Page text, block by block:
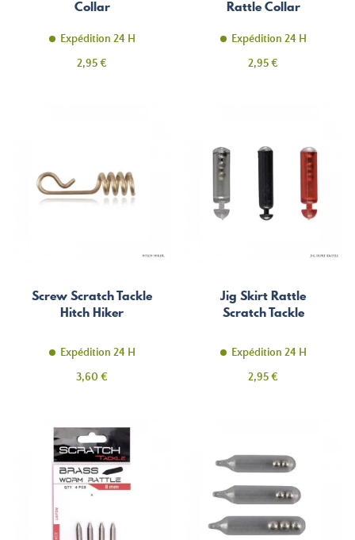
Collar
Expédition 24 H
Prix
2,95 €
Rattle Collar
Expédition 24 H
Prix
2,95 €
Screw Scratch Tackle
Hitch Hiker
Expédition 24 H
Prix
3,60 €
Jig Skirt Rattle
Scratch Tackle
Expédition 24 H
Prix
2,95 €